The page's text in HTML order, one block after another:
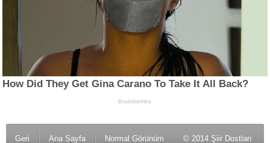
Geri Ana Sayfa Normal Görünüm © 2014 Şiir Dostları